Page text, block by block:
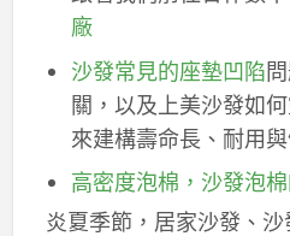
廠
沙發常見的座墊凹陷
關，以及上美沙發如
來建構壽命長、耐用
高密度泡棉，沙發泡
炎夏季節，居家沙發、